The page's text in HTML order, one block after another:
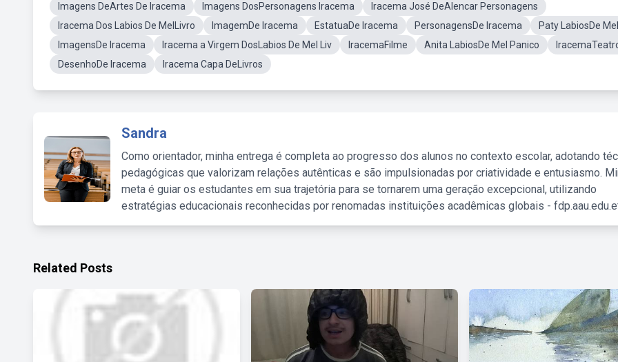
Imagens DeArtes De Iracema
Imagens DosPersonagens Iracema
Iracema José DeAlencar Personagens
Iracema Dos Labios De MelLivro
ImagemDe Iracema EstatuaDe Iracema PersonagensDe Iracema
Paty LabiosDe Mel
ImagensDe Iracema
Iracema a Virgem DosLabios De Mel Liv IracemaFilme Anita LabiosDe Mel Panico
DesenhoDe Iracema
Iracema Capa DeLivros
Sandra
Como orientador, minha entrega é completa ao progresso dos alunos no contexto escolar, adotando
pedagógicas que valorizam relações autênticas e são impulsionadas por criatividade e entusiasmo.
meta é guiar os estudantes em sua trajetória para se tornarem uma geração excepcional, utilizando
estratégias educacionais reconhecidas por renomadas instituições acadêmicas globais -
Related Posts